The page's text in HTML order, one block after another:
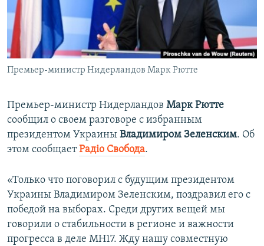
ПОБЕДИТЕЛЕЙ НЕ СУДЯТ?
КРЫМ.НЕПОКОРЕННЫЙ
ELIFBE
УКРАИНСКАЯ ПРОБЛЕМА КРЫМА
ПРИСОЕДИНЯЙТЕСЬ!
Премьер-министр Нидерландов Марк Рютте
Премьер-министр Нидерландов Марк Рютте
сообщил о своем разговоре с избранным
президентом Украины Владимиром Зеленским. Об
этом сообщаетРадіо Свобода.
«Только что поговорил с будущим президентом
Украины Владимиром Зеленским, поздравил его с
победой на выборах. Среди других вещей мы
говорили о стабильности в регионе и важности
прогресса в деле MH17. Жду нашу совместную